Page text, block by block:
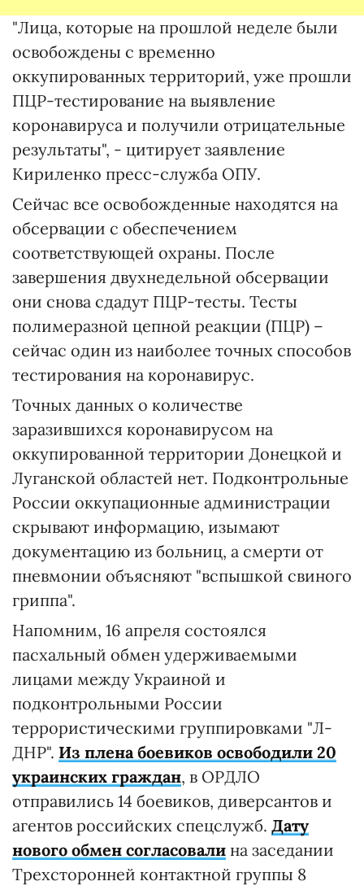
"Лица, которые на прошлой неделе были
освобождены с временно
оккупированных территорий, уже прошли
ПЦР-тестирование на выявление
коронавируса и получили отрицательные
результаты", - цитирует заявление
Кириленко пресс-служба ОПУ.
Сейчас все освобожденные находятся на
обсервации с обеспечением
соответствующей охраны. После
завершения двухнедельной обсервации
они снова сдадут ПЦР-тесты. Тесты
полимеразной цепной реакции (ПЦР) –
сейчас один из наиболее точных способов
тестирования на коронавирус.
Точных данных о количестве
заразившихся коронавирусом на
оккупированной территории Донецкой и
Луганской областей нет. Подконтрольные
России оккупационные администрации
скрывают информацию, изымают
документацию из больниц, а смерти от
пневмонии объясняют "вспышкой свиного
гриппа".
Напомним, 16 апреля состоялся
пасхальный обмен удерживаемыми
лицами между Украиной и
подконтрольными России
террористическими группировками "Л-
ДНР". Из плена боевиков освободили 20
украинских граждан, в ОРДЛО
отправились 14 боевиков, диверсантов и
агентов российских спецслужб. Дату
нового обмен согласовали на заседании
Трехсторонней контактной группы 8